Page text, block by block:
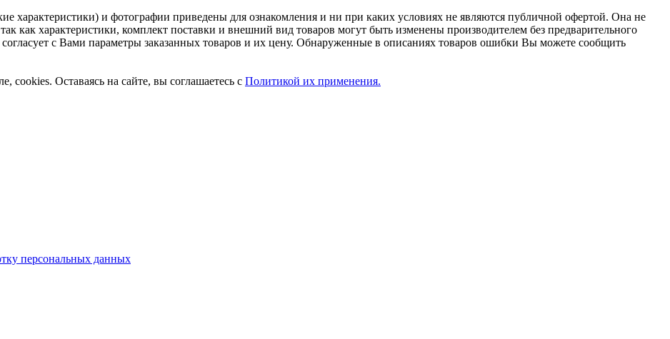
характеристики) и фотографии приведены для ознакомления и ни при каких условиях не являются публичной офертой. Она не
как характеристики, комплект поставки и внешний вид товаров могут быть изменены производителем без предварительного
с Вами параметры заказанных товаров и их цену. Обнаруженные в описаниях товаров ошибки Вы можете сообщить
cookies. Оставаясь на сайте, вы соглашаетесь с Политикой их применения.
персональных данных